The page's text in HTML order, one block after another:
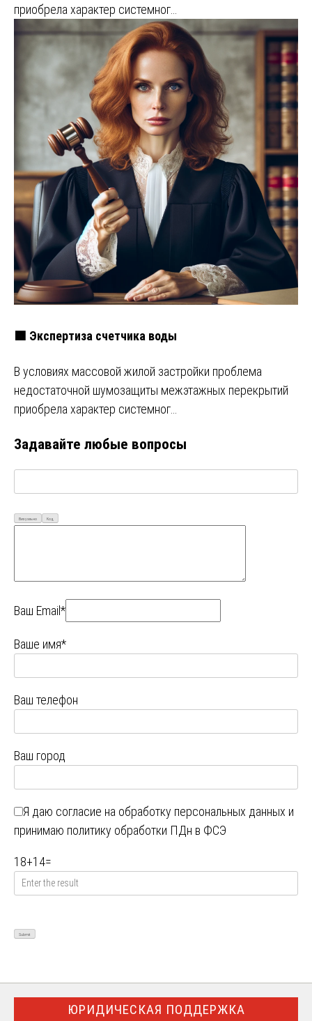
приобрела характер системног…
🟩 Экспертиза счетчика воды
В условиях массовой жилой застройки проблема
недостаточной шумозащиты межэтажных перекрытий
приобрела характер системног…
Задавайте любые вопросы
Визуально Код
Ваш Email*
Ваше имя*
Ваш телефон
Ваш город
Я даю согласие на обработку персональных данных и
принимаю политику обработки ПДн в ФСЭ
18+14=
ЮРИДИЧЕСКАЯ ПОДДЕРЖКА